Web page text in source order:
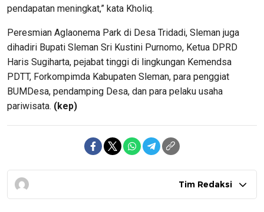
pendapatan meningkat,” kata Kholiq.
Peresmian Aglaonema Park di Desa Tridadi, Sleman juga
dihadiri Bupati Sleman Sri Kustini Purnomo, Ketua DPRD
Haris Sugiharta, pejabat tinggi di lingkungan Kemendsa
PDTT, Forkompimda Kabupaten Sleman, para penggiat
BUMDesa, pendamping Desa, dan para pelaku usaha
pariwisata. (kep)
Tim Redaksi